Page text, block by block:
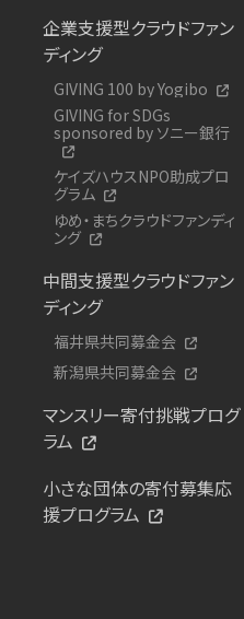
企業支援型クラウドファン
ディング
GIVING 100 by Yogibo
GIVING for SDGs
sponsored by ソニー銀行
ケイズハウスNPO助成プロ
グラム
ゆめ・まちクラウドファンディ
ング
中間支援型クラウドファン
ディング
福井県共同募金会
新潟県共同募金会
マンスリー寄付挑戦プログ
ラム
小さな団体の寄付募集応
援プログラム